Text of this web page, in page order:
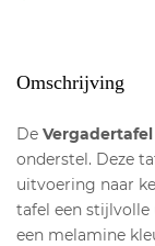
Omschrijving
De
onderstel. Deze
uitvoering naar
tafel een
een melamine